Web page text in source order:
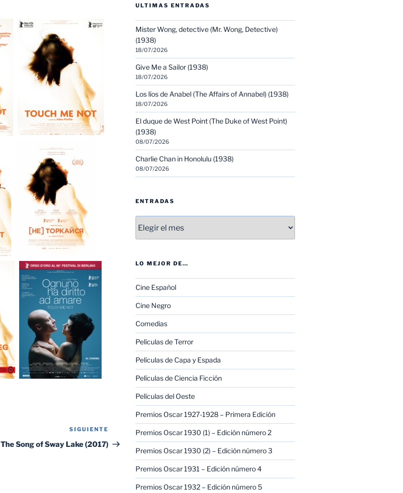
Siguiente
entrada
SIGUIENTE
The Song of Sway Lake (2017)
ULTIMAS ENTRADAS
Mister Wong, detective (Mr. Wong, Detective)
(1938)
18/07/2026
Give Me a Sailor (1938)
18/07/2026
Los líos de Anabel (The Affairs of Annabel) (1938)
18/07/2026
El duque de West Point (The Duke of West Point)
(1938)
08/07/2026
Charlie Chan in Honolulu (1938)
08/07/2026
ENTRADAS
LO MEJOR DE…
Cine Español
Cine Negro
Comedias
Películas de Terror
Películas de Capa y Espada
Películas de Ciencia Ficción
Películas del Oeste
Premios Oscar 1927-1928 – Primera Edición
Premios Oscar 1930 (1) – Edición número 2
Premios Oscar 1930 (2) – Edición número 3
Premios Oscar 1931 – Edición número 4
Premios Oscar 1932 – Edición número 5